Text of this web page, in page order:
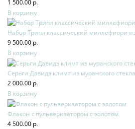
1 500.00 р.
В корзину
Набор Трипл классический миллефиори
9 500.00 р.
В корзину
Серьги Давидэ климт из муранского стекла
2 000.00 р.
В корзину
Флакон с пульверизатором с золотом
4 500.00 р.